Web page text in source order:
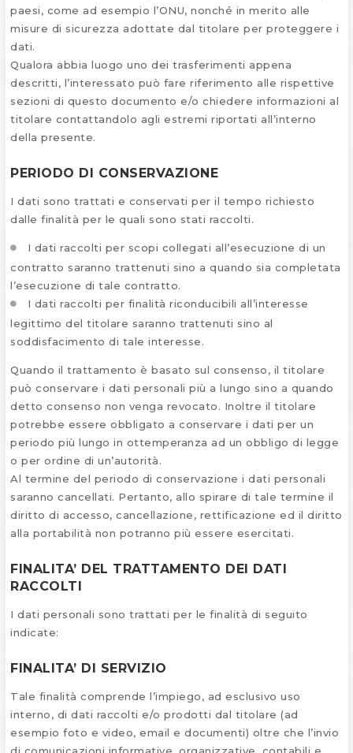
paesi, come ad esempio l’ONU, nonché in merito alle
misure di sicurezza adottate dal titolare per proteggere i
dati.
Qualora abbia luogo uno dei trasferimenti appena
descritti, l’interessato può fare riferimento alle rispettive
sezioni di questo documento e/o chiedere informazioni al
titolare contattandolo agli estremi riportati all’interno
della presente.
PERIODO DI CONSERVAZIONE
I dati sono trattati e conservati per il tempo richiesto
dalle finalità per le quali sono stati raccolti.
I dati raccolti per scopi collegati all’esecuzione di un
contratto saranno trattenuti sino a quando sia completata
l’esecuzione di tale contratto.
I dati raccolti per finalità riconducibili all’interesse
legittimo del titolare saranno trattenuti sino al
soddisfacimento di tale interesse.
Quando il trattamento è basato sul consenso, il titolare
può conservare i dati personali più a lungo sino a quando
detto consenso non venga revocato. Inoltre il titolare
potrebbe essere obbligato a conservare i dati per un
periodo più lungo in ottemperanza ad un obbligo di legge
o per ordine di un’autorità.
Al termine del periodo di conservazione i dati personali
saranno cancellati. Pertanto, allo spirare di tale termine il
diritto di accesso, cancellazione, rettificazione ed il diritto
alla portabilità non potranno più essere esercitati.
FINALITA’ DEL TRATTAMENTO DEI DATI
RACCOLTI
I dati personali sono trattati per le finalità di seguito
indicate:
FINALITA’ DI SERVIZIO
Tale finalità comprende l’impiego, ad esclusivo uso
interno, di dati raccolti e/o prodotti dal titolare (ad
esempio foto e video, email e documenti) oltre che l’invio